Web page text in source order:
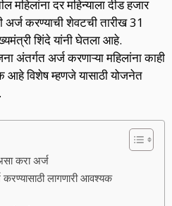
महिलांना दर महिन्याला दीड हजार
करण्याची शेवटची तारीख 31
शिंदे यांनी घेतला आहे.
अंतर्गत अर्ज करणाऱ्या महिलांना काही
विशेष म्हणजे यासाठी योजनेत
करा अर्ज
लागणारी आवश्यक